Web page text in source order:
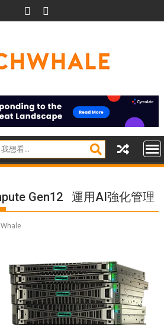
Gen12 運用AI強化管理